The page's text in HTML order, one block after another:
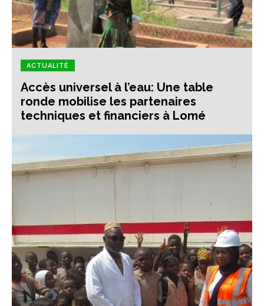
ACTUALITÉ
Accès universel à l’eau: Une table
ronde mobilise les partenaires
techniques et financiers à Lomé